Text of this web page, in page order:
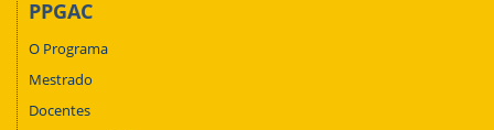
PPGAC
O Programa
Mestrado
Docentes